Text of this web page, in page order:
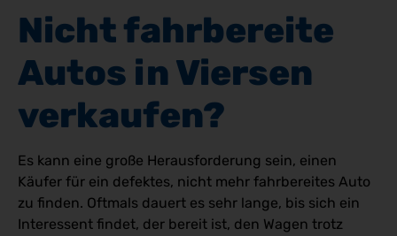
Nicht fahrbereite
Autos in Viersen
verkaufen?
Es kann eine große Herausforderung sein, einen
Käufer für ein defektes, nicht mehr fahrbereites Auto
zu finden. Oftmals dauert es sehr lange, bis sich ein
Interessent findet, der bereit ist, den Wagen trotz